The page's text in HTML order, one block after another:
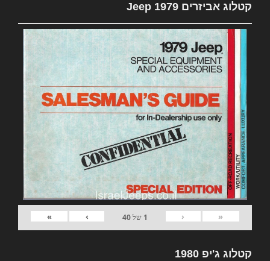
קטלוג אביזרים 1979 Jeep
«
‹
1 של40
›
»
קטלוג ג'יפ 1980